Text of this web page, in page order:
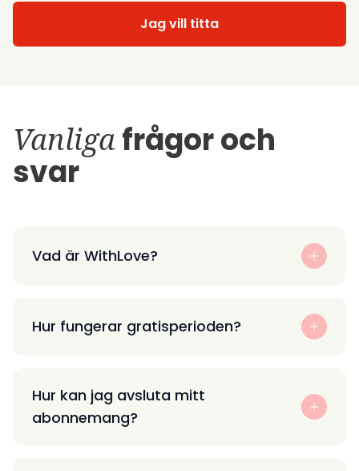
Jag vill titta
Vanligafrågor och
svar
Vad är WithLove?
Hur fungerar gratisperioden?
Hur kan jag avsluta mitt
abonnemang?